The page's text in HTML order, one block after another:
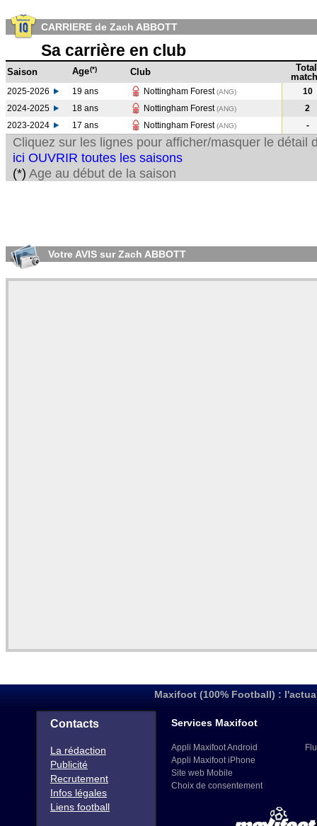
CARRIERE de Zach ABBOTT
Sa carrière en club
Saison Age(*) Club
Total
2025-2026 19 ans Nottingham Forest(ANG)
10
2024-2025
18 ans Nottingham Forest(ANG)
2
2023-2024
17 ans Nottingham Forest(ANG) -
Cliquez sur les lignes pour afficher/masquer le détail
ici OUVRIR toutes les saisons
(*) Age au début de la saison
Votre AVIS sur Zach ABBOTT
Maxifoot (100% Football) :
Contacts
La rédaction
Publicité
Recrutement
Infos légales
Liens football
Services Maxifoot
Appli Maxifoot Android
Appli Maxifoot iPhone
Site web Mobile
Choix de consentement